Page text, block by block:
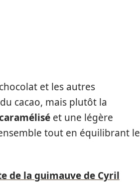
et les autres
cacao, mais plutôt la
et une légère
tout en équilibrant le
de la guimauve de Cyril